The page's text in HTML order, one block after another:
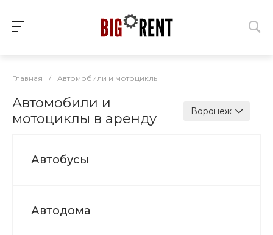
Главная / Автомобили и мотоциклы
Автомобили и
мотоциклы в аренду
Воронеж
Автобусы
Автодома